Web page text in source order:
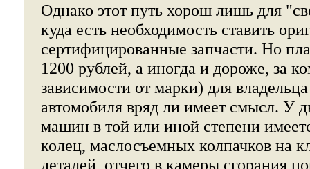
Однако этот путь хорош лишь для
куда есть необходимость ставить
сертифицированные запчасти. Но
1200 рублей, а иногда и дороже, за
зависимости от марки) для
автомобиля вряд ли имеет смысл. У
машин в той или иной степени
колец, маслосъемных колпачков на
деталей, отчего в камеры сгорания